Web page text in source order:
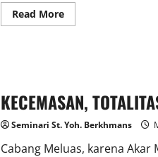
Read MoreRead
more
KECEMASAN,
Seminari St. Yoh. Berkhmans
Cabang Meluas, karena Akar